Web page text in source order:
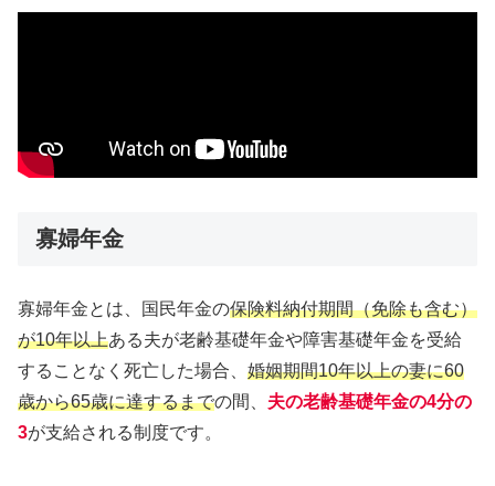
寡婦年金
寡婦年金とは、国民年金の保険料納付期間（免除も含む）
が10年以上ある夫が老齢基礎年金や障害基礎年金を受給
することなく死亡した場合、 婚姻期間10年以上の妻に60
歳から65歳に達するまでの間、 夫の老齢基礎年金の4分の
3が支給される制度です。